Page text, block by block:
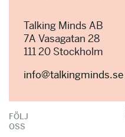
Talking Minds AB
7A Vasagatan 28
111 20 Stockholm
info@talkingminds.se
FÖLJ
OSS